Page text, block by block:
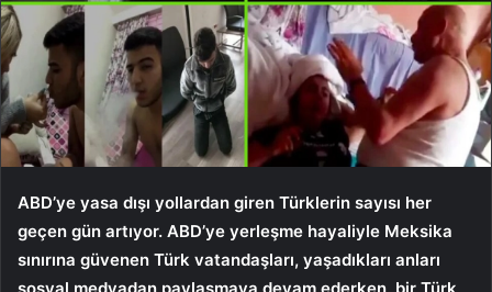
ABD’ye yasa dışı yollardan giren Türklerin sayısı her
geçen gün artıyor. ABD’ye yerleşme hayaliyle Meksika
sınırına güvenen Türk vatandaşları, yaşadıkları anları
sosyal medyadan paylaşmaya devam ederken, bir Türk